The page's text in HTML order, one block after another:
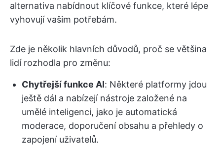
alternativa nabídnout klíčové funkce, které lépe
vyhovují vašim potřebám.
Zde je několik hlavních důvodů, proč se většina
lidí rozhodla pro změnu:
Chytřejší funkce AI: Některé platformy jdou
ještě dál a nabízejí nástroje založené na
umělé inteligenci, jako je automatická
moderace, doporučení obsahu a přehledy o
zapojení uživatelů.